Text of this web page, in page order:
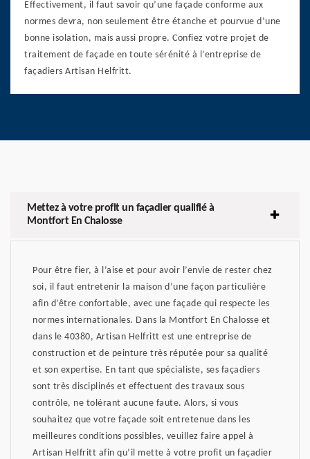
Effectivement, il faut savoir qu’une façade conforme aux
normes devra, non seulement être étanche et pourvue d’une
bonne isolation, mais aussi propre. Confiez votre projet de
traitement de façade en toute sérénité à l’entreprise de
façadiers Artisan Helfritt.
Mettez à votre profit un façadier qualifié à
Montfort En Chalosse
Pour être fier, à l’aise et pour avoir l’envie de rester chez
soi, il faut entretenir la maison d’une façon particulière
afin d’être confortable, avec une façade qui respecte les
normes internationales. Dans la Montfort En Chalosse et
dans le 40380, Artisan Helfritt est une entreprise de
construction et de peinture très réputée pour sa qualité
et son expertise. En tant que spécialiste, ses façadiers
sont très disciplinés et effectuent des travaux sous
contrôle, ne tolérant aucune faute. Alors, si vous
souhaitez que votre façade soit entretenue dans les
meilleures conditions possibles, veuillez faire appel à
Artisan Helfritt afin qu’il mette à votre profit un façadier